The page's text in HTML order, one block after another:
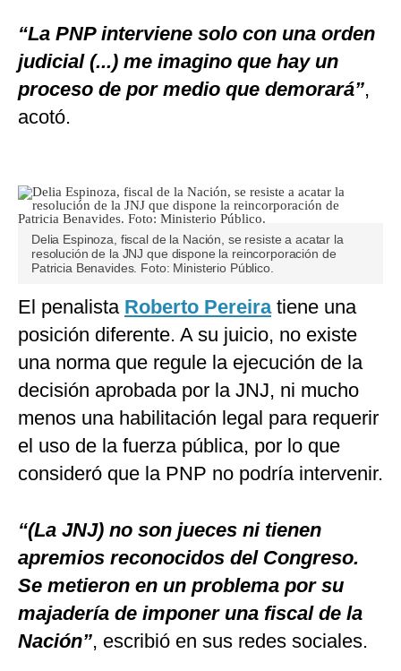
“La PNP interviene solo con una orden
judicial (...) me imagino que hay un
proceso de por medio que demorará”,
acotó.
Delia Espinoza, fiscal de la Nación, se resiste a acatar la
resolución de la JNJ que dispone la reincorporación de
Patricia Benavides. Foto: Ministerio Público.
El penalista Roberto Pereiratiene una
posición diferente. A su juicio, no existe
una norma que regule la ejecución de la
decisión aprobada por la JNJ, ni mucho
menos una habilitación legal para requerir
el uso de la fuerza pública, por lo que
consideró que la PNP no podría intervenir.
“(La JNJ) no son jueces ni tienen
apremios reconocidos del Congreso.
Se metieron en un problema por su
majadería de imponer una fiscal de la
Nación”, escribió en sus redes sociales.